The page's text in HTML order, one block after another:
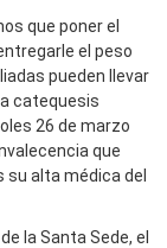
que poner el
el peso
pueden llevar
catequesis
26 de marzo
que
alta médica del
la Santa Sede, el